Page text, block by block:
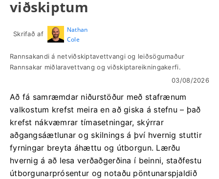
viðskiptum
Skrifað af
Nathan
Cole
Rannsakandi á netviðskiptavettvangi og leiðsögumaður
Rannsakar miðlaravettvang og viðskiptareikningakerfi.
03/08/2026
Að fá samræmdar niðurstöður með stafrænum
valkostum krefst meira en að giska á stefnu – það
krefst nákvæmrar tímasetningar, skýrrar
aðgangsáætlunar og skilnings á því hvernig stuttir
fyrningar breyta áhættu og útborgun. Lærðu
hvernig á að lesa verðaðgerðina í beinni, staðfestu
útborgunarprósentur og notaðu pöntunarspjaldið